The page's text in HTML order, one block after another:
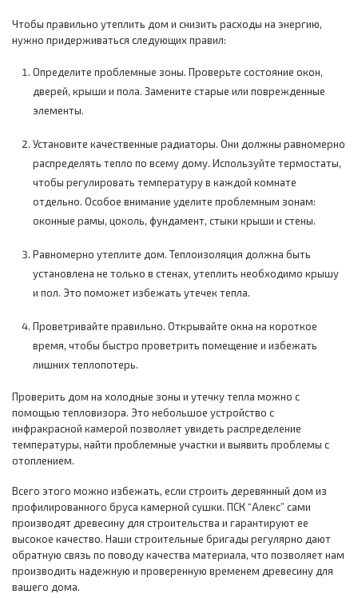
Чтобы правильно утеплить дом и снизить расходы на энергию,
нужно придерживаться следующих правил:
Определите проблемные зоны. Проверьте состояние окон,
дверей, крыши и пола. Замените старые или поврежденные
элементы.
Установите качественные радиаторы. Они должны равномерно
распределять тепло по всему дому. Используйте термостаты,
чтобы регулировать температуру в каждой комнате
отдельно. Особое внимание уделите проблемным зонам:
оконные рамы, цоколь, фундамент, стыки крыши и стены.
Равномерно утеплите дом. Теплоизоляция должна быть
установлена не только в стенах, утеплить необходимо крышу
и пол. Это поможет избежать утечек тепла.
Проветривайте правильно. Открывайте окна на короткое
время, чтобы быстро проветрить помещение и избежать
лишних теплопотерь.
Проверить дом на холодные зоны и утечку тепла можно с
помощью тепловизора. Это небольшое устройство с
инфракрасной камерой позволяет увидеть распределение
температуры, найти проблемные участки и выявить проблемы с
отоплением.
Всего этого можно избежать, если строить деревянный дом из
профилированного бруса камерной сушки. ПСК “Алекс” сами
производят древесину для строительства и гарантируют ее
высокое качество. Наши строительные бригады регулярно дают
обратную связь по поводу качества материала, что позволяет нам
производить надежную и проверенную временем древесину для
вашего дома.